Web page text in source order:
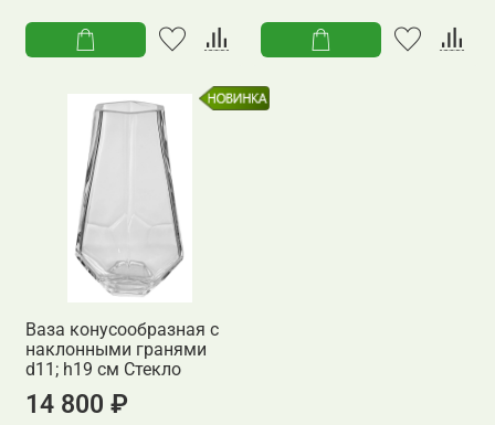
Ваза конусообразная с
наклонными гранями
d11; h19 см Стекло
14 800 ₽